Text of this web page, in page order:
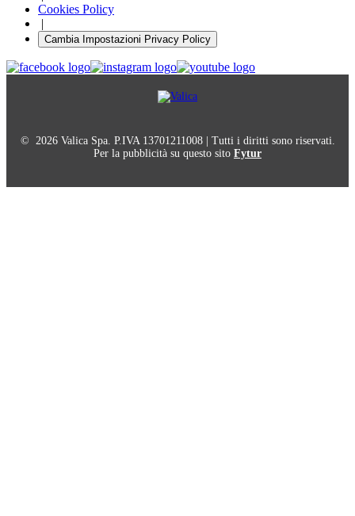
Cookies Policy
|
Cambia Impostazioni Privacy Policy
© 2026 Valica Spa. P.IVA 13701211008 | Tutti i diritti sono riservati.
Per la pubblicità su questo sito Fytur